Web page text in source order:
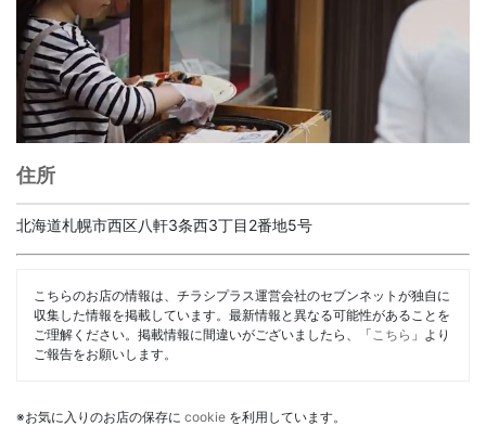
住所
北海道札幌市西区八軒3条西3丁目2番地5号
こちらのお店の情報は、チラシプラス運営会社のセブンネットが独自に
収集した情報を掲載しています。最新情報と異なる可能性があることを
ご理解ください。掲載情報に間違いがございましたら、「 こちら 」より
ご報告をお願いします。
※お気に入りのお店の保存に cookie を利用しています。